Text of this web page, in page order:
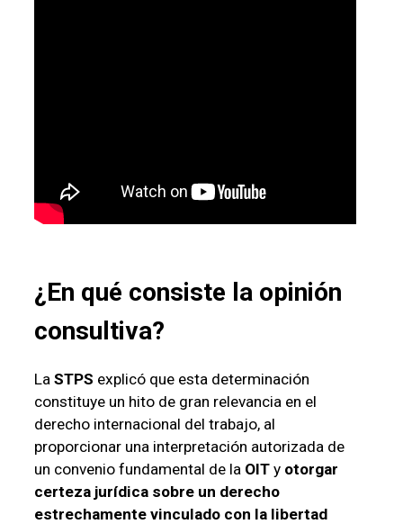
¿En qué consiste la opinión
consultiva?
La STPS explicó que esta determinación
constituye un hito de gran relevancia en el
derecho internacional del trabajo, al
proporcionar una interpretación autorizada de
un convenio fundamental de la OITy otorgar
certeza jurídica sobre un derecho
estrechamente vinculado con la libertad